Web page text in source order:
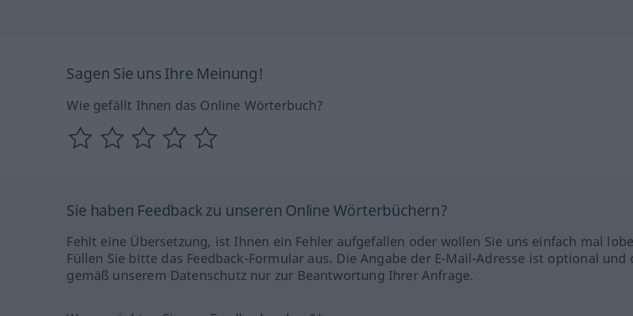
Sagen Sie uns Ihre Meinung!
Wie gefällt Ihnen das Online Wörterbuch?
Sie haben Feedback zu unseren Online Wörterbüchern?
Fehlt eine Übersetzung, ist Ihnen ein Fehler aufgefallen oder wollen Sie uns einfach mal
Füllen Sie bitte das Feedback-Formular aus. Die Angabe der E-Mail-Adresse ist optional und
gemäß unserem Datenschutz nur zur Beantwortung Ihrer Anfrage.